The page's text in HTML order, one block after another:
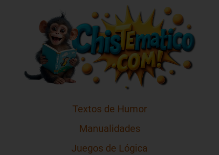
Textos de Humor
Manualidades
Juegos de Lógica